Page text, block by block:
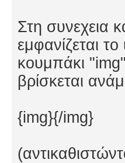
Στη συνεχεια
εμφανίζεται
κουμπάκι
βρίσκεται
{img}{/img}